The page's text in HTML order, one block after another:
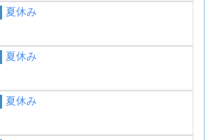
夏休み
夏休み
夏休み